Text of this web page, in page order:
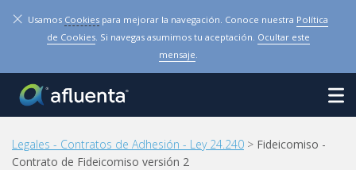
× Usamos Cookies para mejorar la navegación. Conoce nuestra Política
de Cookies. Si navegas asumimos tu aceptación. Ocultar este
mensaje.
Legales - Contratos de Adhesión - Ley 24.240 > Fideicomiso -
Contrato de Fideicomiso versión 2